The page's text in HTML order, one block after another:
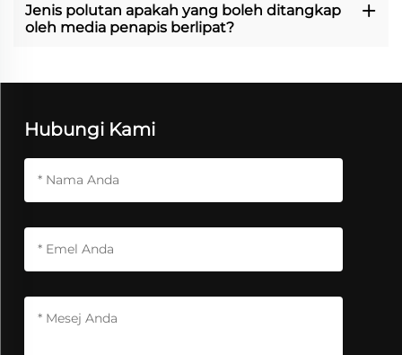
Jenis polutan apakah yang boleh ditangkap
oleh media penapis berlipat?
Hubungi Kami